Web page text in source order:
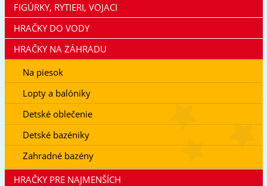
FIGÚRKY, RYTIERI, VOJACI
HRAČKY DO VODY
HRAČKY NA ZÁHRADU
Na piesok
Lopty a balóniky
Detské oblečenie
Detské bazéniky
Zahradné bazény
HRAČKY PRE NAJMENŠÍCH